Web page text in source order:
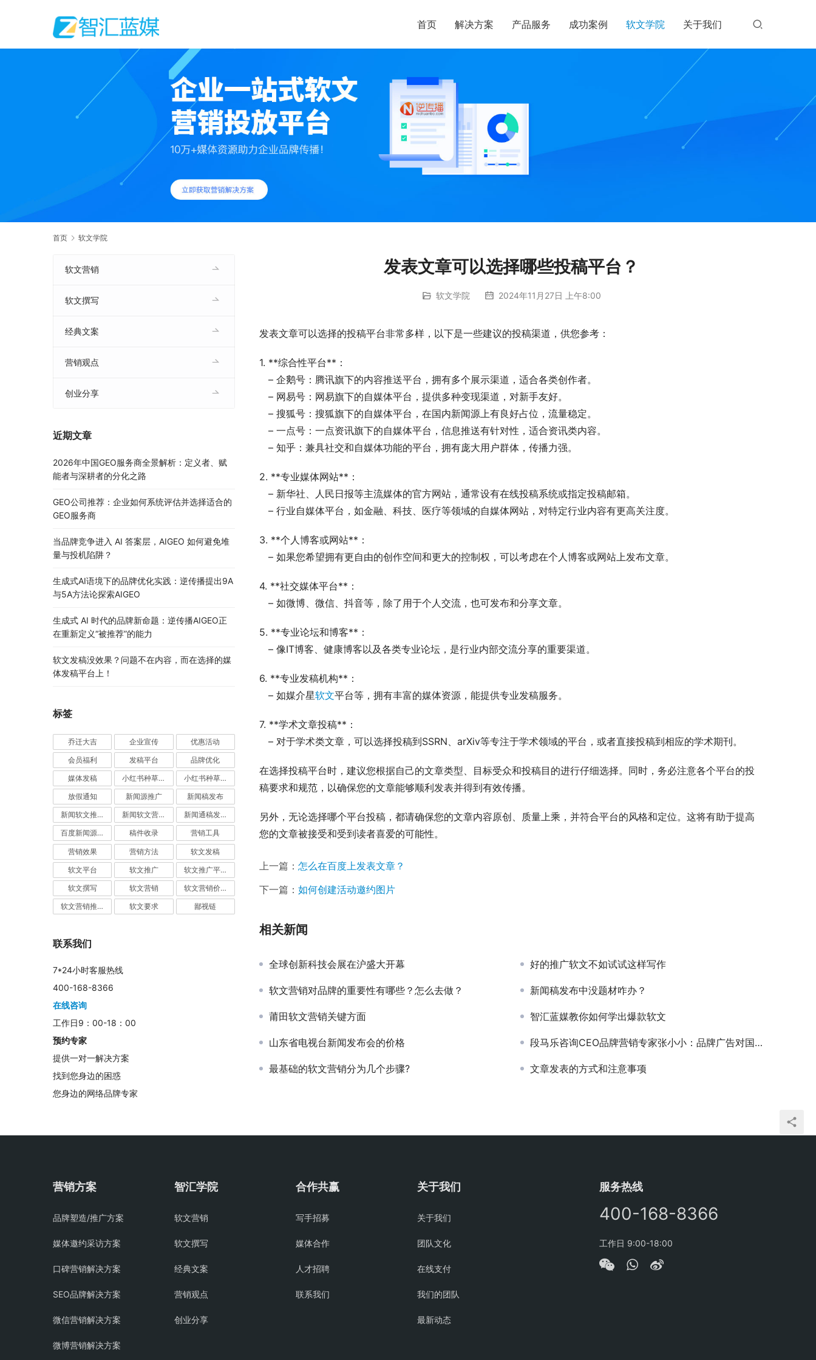
首页 解决方案 产品服务 成功案例 软文学院 关于我们
首页 软文学院
发表文章可以选择哪些投稿平台？
软文学院 2024年11月27日 上午8:00
发表文章可以选择的投稿平台非常多样，以下是一些建议的投稿渠道，供您参考：
1. **综合性平台**：
   – 企鹅号：腾讯旗下的内容推送平台，拥有多个展示渠道，适合各类创作者。
   – 网易号：网易旗下的自媒体平台，提供多种变现渠道，对新手友好。
   – 搜狐号：搜狐旗下的自媒体平台，在国内新闻源上有良好占位，流量稳定。
   – 一点号：一点资讯旗下的自媒体平台，信息推送有针对性，适合资讯类内容。
   – 知乎：兼具社交和自媒体功能的平台，拥有庞大用户群体，传播力强。
2. **专业媒体网站**：
   – 新华社、人民日报等主流媒体的官方网站，通常设有在线投稿系统或指定投稿邮箱。
   – 行业自媒体平台，如金融、科技、医疗等领域的自媒体网站，对特定行业内容有更高关注度。
3. **个人博客或网站**：
   – 如果您希望拥有更自由的创作空间和更大的控制权，可以考虑在个人博客或网站上发布文章。
4. **社交媒体平台**：
   – 如微博、微信、抖音等，除了用于个人交流，也可发布和分享文章。
5. **专业论坛和博客**：
   – 像IT博客、健康博客以及各类专业论坛，是行业内部交流分享的重要渠道。
6. **专业发稿机构**：
   – 如媒介星
软文平台等，拥有丰富的媒体资源，能提供专业发稿服务。
7. **学术文章投稿**：
   – 对于学术类文章，可以选择投稿到SSRN、arXiv等专注于学术领域的平台，或者直接投稿到相应的学术期刊。
在选择投稿平台时，建议您根据自己的文章类型、目标受众和投稿目的进行仔细选择。同时，务必注意各个平台的投
稿要求和规范，以确保您的文章能够顺利发表并得到有效传播。
另外，无论选择哪个平台投稿，都请确保您的文章内容原创、质量上乘，并符合平台的风格和定位。这将有助于提高
您的文章被接受和受到读者喜爱的可能性。
上一篇： 怎么在百度上发表文章？
下一篇： 如何创建活动邀约图片
相关新闻
全球创新科技会展在沪盛大开幕 好的推广软文不如试试这样写作
软文营销对品牌的重要性有哪些？怎么去做？ 新闻稿发布中没题材咋办？
莆田软文营销关键方面 智汇蓝媒教你如何学出爆款软文
山东省电视台新闻发布会的价格 段马乐咨询CEO品牌营销专家张小小：品牌广告对国民素质的影响
最基础的软文营销分为几个步骤? 文章发表的方式和注意事项
软文营销
软文撰写
经典文案
营销观点
创业分享
近期文章
2026年中国GEO服务商全景解析：定义者、赋
能者与深耕者的分化之路
GEO公司推荐：企业如何系统评估并选择适合的
GEO服务商
当品牌竞争进入 AI 答案层，AIGEO 如何避免堆
量与投机陷阱？
生成式AI语境下的品牌优化实践：逆传播提出9A
与5A方法论探索AIGEO
生成式 AI 时代的品牌新命题：逆传播AIGEO正
在重新定义“被推荐”的能力
软文发稿没效果？问题不在内容，而在选择的媒
体发稿平台上！
标签
乔迁大吉 企业宣传 优惠活动
会员福利 发稿平台 品牌优化
媒体发稿 小红书种草推广 小红书种草营销
放假通知 新闻源推广 新闻稿发布
新闻软文推广发稿 新闻软文营销推广 新闻通稿发布推广
百度新闻源发布 稿件收录 营销工具
营销效果 营销方法 软文发稿
软文平台 软文推广 软文推广平台
软文撰写 软文营销 软文营销价值
软文营销推广 软文要求 鄙视链
联系我们
7*24小时客服热线
400-168-8366
在线咨询
工作日9：00-18：00
预约专家
提供一对一解决方案
找到您身边的困惑
您身边的网络品牌专家
营销方案
品牌塑造/推广方案
媒体邀约采访方案
口碑营销解决方案
SEO品牌解决方案
微信营销解决方案
微博营销解决方案
智汇学院
软文营销
软文撰写
经典文案
营销观点
创业分享
合作共赢
写手招募
媒体合作
人才招聘
联系我们
关于我们
关于我们
团队文化
在线支付
我们的团队
最新动态
服务热线
400-168-8366
工作日 9:00-18:00